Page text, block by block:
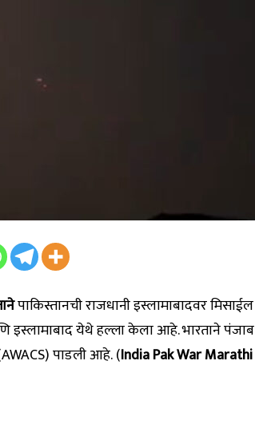
पाकिस्तानचीराजधानीइस्लामाबादवर मिसाईल
इस्लामाबाद येथे हल्ला केला आहे. भारताने पंजाब
पाडली आहे. (India Pak War Marathi